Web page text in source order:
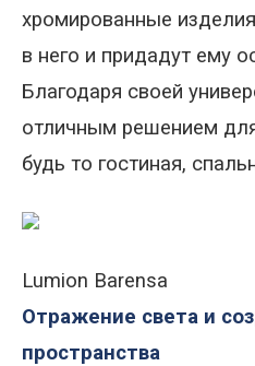
хромированные
в него и придадут ему
Благодаря своей
отличным решением
будь то гостиная,
Lumion Barensa
Отражение света и
пространства